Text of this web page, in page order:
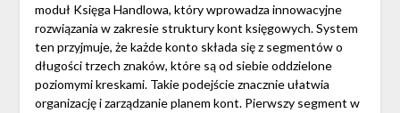
moduł Księga Handlowa, który wprowadza innowacyjne
rozwiązania w zakresie struktury kont księgowych. System
ten przyjmuje, że każde konto składa się z segmentów o
długości trzech znaków, które są od siebie oddzielone
poziomymi kreskami. Takie podejście znacznie ułatwia
organizację i zarządzanie planem kont. Pierwszy segment w